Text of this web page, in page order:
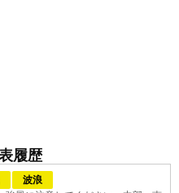
履歴
波浪